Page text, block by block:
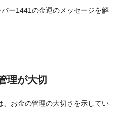
ー1441の金運のメッセージを解
理が大切
、お金の管理の大切さを示してい